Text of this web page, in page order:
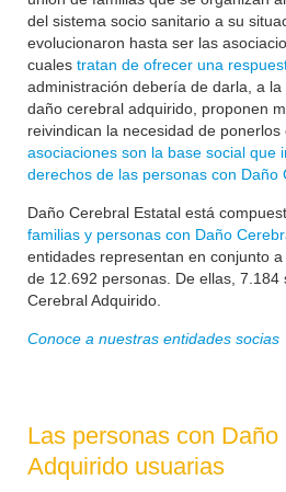
del sistema socio sanitario a su
evolucionaron hasta ser las
cuales tratan de ofrecer una
administración debería de darla, a
daño cerebral adquirido, proponen
reivindican la necesidad de ponerlos
asociaciones son la base social que
derechos de las personas con Daño
Daño Cerebral Estatal está
familias y personas con Daño
entidades representan en conjunto
de 12.692 personas. De ellas,
Cerebral Adquirido.
Conoce a nuestras entidades socias
Las personas con Daño
Adquirido usuarias